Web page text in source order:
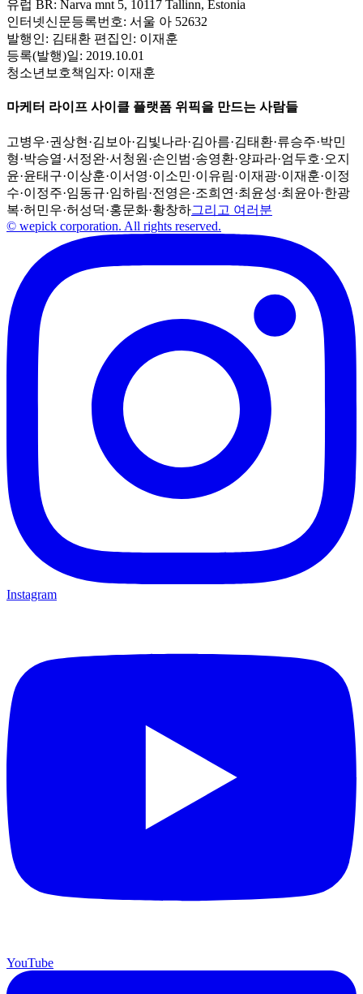
유럽 BR: Narva mnt 5, 10117 Tallinn, Estonia
인터넷신문등록번호: 서울 아 52632
발행인: 김태환 편집인: 이재훈
등록(발행)일: 2019.10.01
청소년보호책임자: 이재훈
마케터 라이프 사이클 플랫폼 위픽을 만드는 사람들
고병우·권상현 ·김보아·김빛나라·김아름·김태환·류승주·박민
형·박승열·서정완·서청원 ·손인범·송영환·양파라·엄두호·오지
윤·윤태구·이상훈·이서영·이소민·이유림·이재광·이재훈·이정
수·이정주·임동규·임하림·전영은·조희연 ·최윤성·최윤아·한광
복·허민우·허성덕·홍문화·황창하그리고 여러분
© wepick corporation. All rights reserved.
Instagram
YouTube